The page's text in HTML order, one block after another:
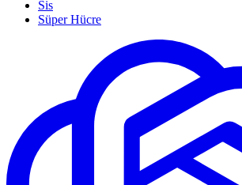
Sis
Süper Hücre